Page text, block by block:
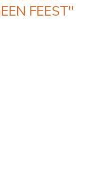
FEEST"